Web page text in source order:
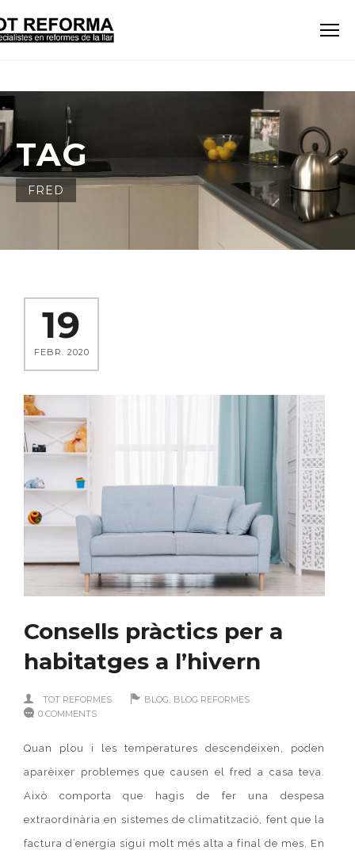
TAG
FRED
19
FEBR. 2020
Consells pràctics per a
habitatges a l’hivern
TOT REFORMES BLOG BLOG REFORMES
0 COMMENTS
Quan plou i les temperatures descendeixen, poden
aparèixer problemes que causen el fred a casa teva.
Això comporta que hagis de fer una despesa
extraordinària en sistemes de climatització, fent que la
factura d’energia sigui molt més alta a final de mes. En